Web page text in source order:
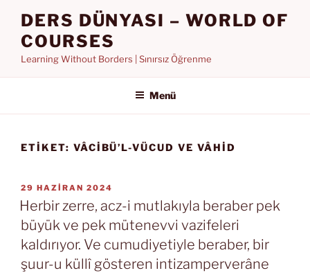
DERS DÜNYASI – WORLD OF
COURSES
Learning Without Borders | Sınırsız Öğrenme
Menü
ETIKET: VÂCIBÜ’L-VÜCUD VE VÂHID
YAYIM
TARIHI
29 HAZIRAN 2024
Herbir zerre, acz-i mutlakıyla beraber pek
büyük ve pek mütenevvi vazifeleri
kaldırıyor. Ve cumudiyetiyle beraber, bir
şuur-u küllî gösteren intizamperverâne